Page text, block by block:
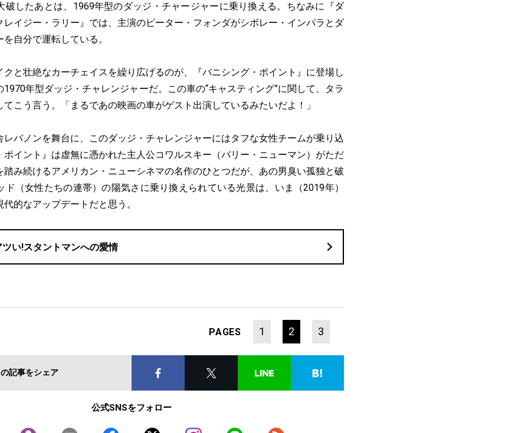
破したあとは、1969年型のダッジ・チャージャーに乗り換える。ちなみに『ダ
レイジー・ラリー』では、主演のピーター・フォンダがシボレー・インパラとダ
自分で運転している。
と壮絶なカーチェイスを繰り広げるのが、『バニシング・ポイント』に登場し
年型ダッジ・チャレンジャーだ。この車の“キャスティング”に関して、タラ
てこう言う。「まるであの映画の車がゲスト出演しているみたいだよ！」
バノンを舞台に、このダッジ・チャレンジャーにはタフな女性チームが乗り込
ポイント』は虚無に憑かれた主人公コワルスキー（バリー・ニューマン）がただ
踏み続けるアメリカン・ニューシネマの名作のひとつだが、あの男臭い孤独と破
ド（女性たちの連帯）の陽気さに乗り換えられている光景は、いま（2019年）
的なアップデートだと思う。
ツい!スタントマンへの愛情
PAGES 1 2 3
記事をシェア
公式SNSをフォロー